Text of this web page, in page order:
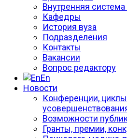
Внутренняя
Кафедры
История вуза
Подразделения
Контакты
Вакансии
Вопрос редактору
En
Новости
Конференции, циклы
Возможности
Гранты, премии,